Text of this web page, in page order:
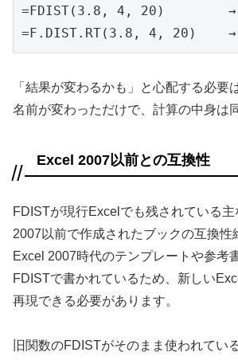
=FDIST(3.8, 4, 20)        →
=F.DIST.RT(3.8, 4, 20)    →
「結果が変わるかも」と心配する必要
名前が変わっただけで、計算の中身は
Excel 2007以前との互換性
FDISTが現行Excelでも残されている主
2007以前で作成されたブックの互換性
Excel 2007時代のテンプレートや参考
FDISTで書かれているため、新しい
再現できる必要があります。
旧関数のFDISTがそのまま使われてい